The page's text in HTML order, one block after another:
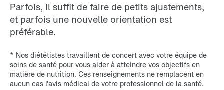
Parfois, il suffit de faire de petits ajustements,
et parfois une nouvelle orientation est
préférable.
* Nos diététistes travaillent de concert avec votre équipe de
soins de santé pour vous aider à atteindre vos objectifs en
matière de nutrition. Ces renseignements ne remplacent en
aucun cas l’avis médical de votre professionnel de la santé.